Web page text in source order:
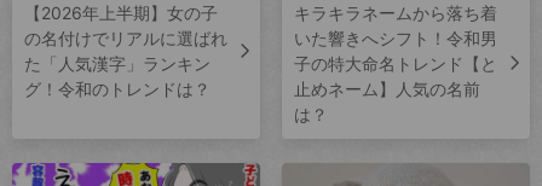
【2026年上半期】女の子
の名付けでリアルに選ばれ
た「人気漢字」ランキン
グ！令和のトレンドは？
キラキラネームから落ち着
いた響きへシフト！令和男
子の特大命名トレンド【と
止めネーム】人気の名前
は？